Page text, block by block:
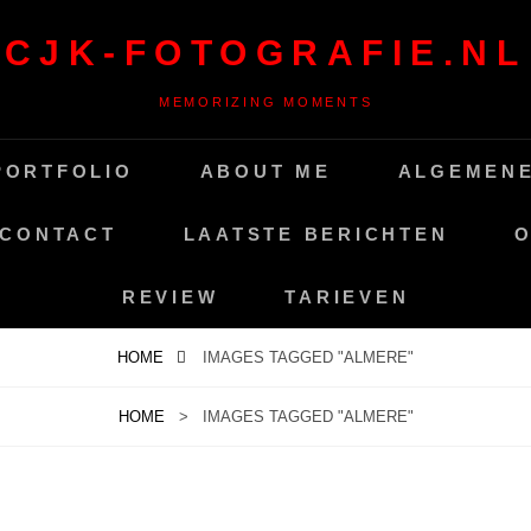
CJK-FOTOGRAFIE.NL
MEMORIZING MOMENTS
ABOUT ME
CONTACT LAATSTE BERICHTEN
REVIEW TARIEVEN
HOME IMAGES TAGGED "ALMERE"
HOME > IMAGES TAGGED "ALMERE"